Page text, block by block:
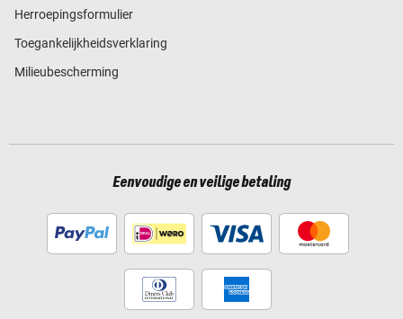
Herroepingsformulier
Toegankelijkheidsverklaring
Milieubescherming
Eenvoudige en veilige betaling